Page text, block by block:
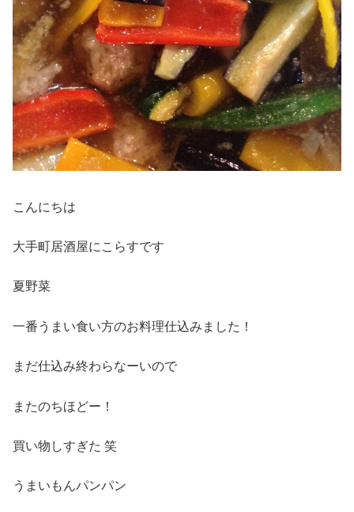
こんにちは
大手町居酒屋にこらすです
夏野菜
一番うまい食い方のお料理仕込みました！
まだ仕込み終わらなーいので
またのちほどー！
買い物しすぎた 笑
うまいもんパンパン